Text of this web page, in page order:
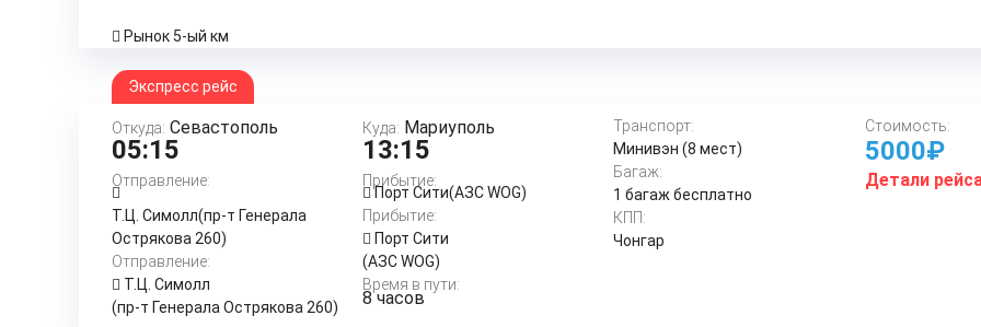
Рынок 5-ый км
Экспресс рейс
Откуда: Севастополь
05:15
Отправление:
Т.Ц. Симолл(пр-т Генерала
Острякова 260)
Отправление:
Т.Ц. Симолл
(пр-т Генерала Острякова 260)
Куда: Мариуполь
13:15
Прибытие:
Порт Сити(АЗС WOG)
Прибытие:
Порт Сити
(АЗС WOG)
Время в пути:
8 часов
Транспорт:
Минивэн (8 мест)
Багаж:
1 багаж бесплатно
КПП:
Чонгар
Стоимость:
5000₽
Детали